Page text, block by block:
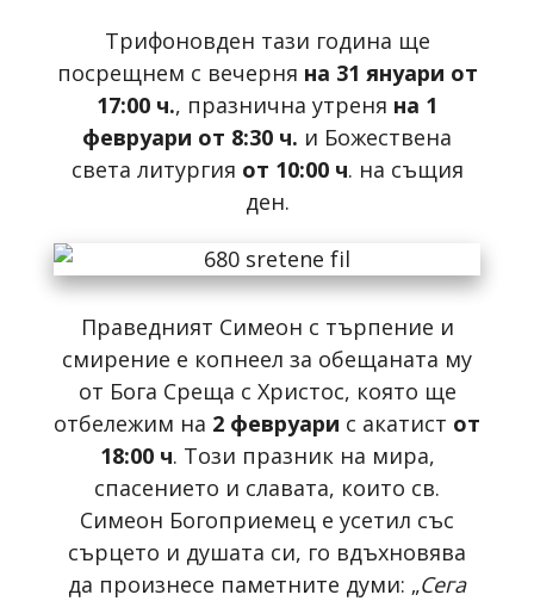
Трифоновден тази година ще
посрещнем с вечерня на 31 януари от
17:00 ч., празнична утреня на 1
февруари от 8:30 ч. и Божествена
света литургия от 10:00 ч. на същия
ден.
Праведният Симеон с търпение и
смирение е копнеел за обещаната му
от Бога Среща с Христос, която ще
отбележим на 2 февруари с акатист от
18:00 ч. Този празник на мира,
спасението и славата, които св.
Симеон Богоприемец е усетил със
сърцето и душата си, го вдъхновява
да произнесе паметните думи: „Сега